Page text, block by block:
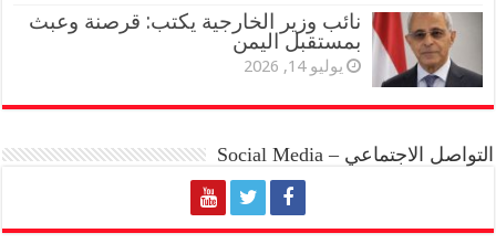
نائب وزير الخارجية يكتب: قرصنة وعبث
بمستقبل اليمن
يوليو 14, 2026
التواصل الاجتماعي – Social Media